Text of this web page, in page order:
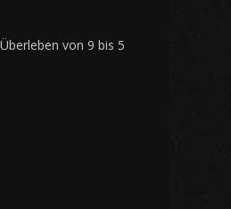
von 9 bis 5